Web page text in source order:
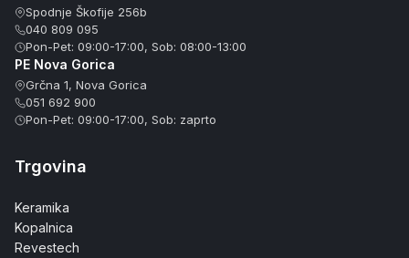
Spodnje Škofije 256b
040 809 095
Pon-Pet: 09:00-17:00, Sob: 08:00-13:00
PE Nova Gorica
Grčna 1, Nova Gorica
051 692 900
Pon-Pet: 09:00-17:00, Sob: zaprto
Trgovina
Keramika
Kopalnica
Revestech